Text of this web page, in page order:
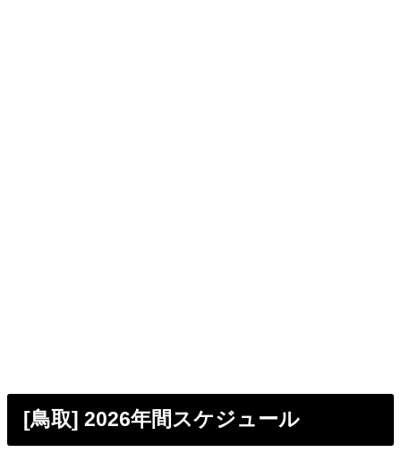
[鳥取] 2026年間スケジュール